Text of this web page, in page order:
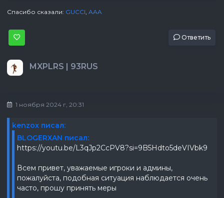
Спасибо сказали: GUCCI AAA
Ответить
MXPLRS | 93RUS
1 ноября 2024 г, 20:31
kenzox писал:
BLOGERXAN писал:
https://youtu.be/L3qJp2CcPV8?si=9B5Hdto5deVIVbk9
Всем привет, уважаемые игроки и админы,
пожалуйста, подобная ситуация наблюдается очень
часто, прошу принять меры